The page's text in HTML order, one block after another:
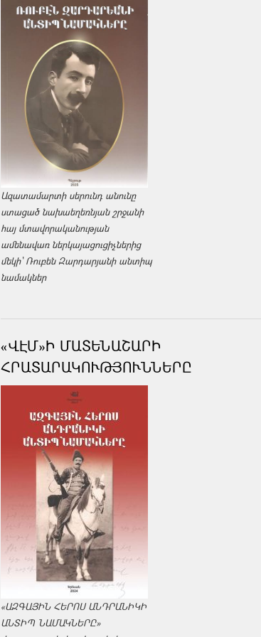
Ազատամարտի սերունդ անունը
ստացած նախաեղեռնյան շրջանի
հայ մտավորականության
ամենավառ ներկայացուցիչներից
մեկի՝ Ռուբեն Զարդարյանի անտիպ
նամակներ
«ՎԷՄ»Ի ՄԱՏԵՆԱՇԱՐԻ
ՀՐԱՏԱՐԱԿՈՒԹՅՈՒՆՆԵՐԸ
«ԱԶԳԱՅԻՆ ՀԵՐՈՍ ԱՆԴՐԱՆԻԿԻ
ԱՆՏԻՊ ՆԱՄԱԿՆԵՐԸ»